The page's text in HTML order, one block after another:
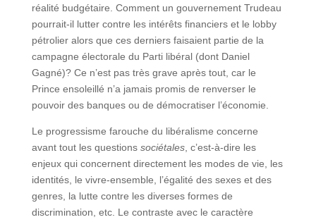
réalité budgétaire. Comment un gouvernement Trudeau
pourrait-il lutter contre les intérêts financiers et le lobby
pétrolier alors que ces derniers faisaient partie de la
campagne électorale du Parti libéral (dont Daniel
Gagné)? Ce n’est pas très grave après tout, car le
Prince ensoleillé n’a jamais promis de renverser le
pouvoir des banques ou de démocratiser l’économie.
Le progressisme farouche du libéralisme concerne
avant tout les questions sociétales, c’est-à-dire les
enjeux qui concernent directement les modes de vie, les
identités, le vivre-ensemble, l’égalité des sexes et des
genres, la lutte contre les diverses formes de
discrimination, etc. Le contraste avec le caractère